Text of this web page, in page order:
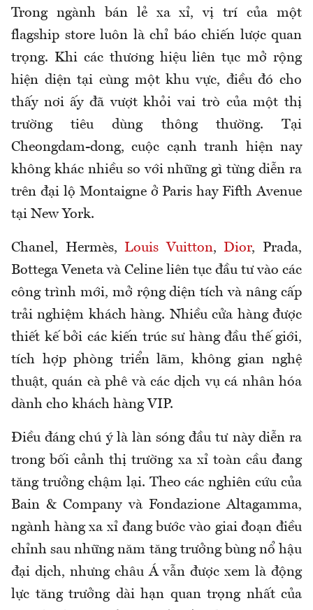
Trong ngành bán lẻ xa xỉ, vị trí của một
flagship store luôn là chỉ báo chiến lược quan
trọng. Khi các thương hiệu liên tục mở rộng
hiện diện tại cùng một khu vực, điều đó cho
thấy nơi ấy đã vượt khỏi vai trò của một thị
trường tiêu dùng thông thường. Tại
Cheongdam-dong, cuộc cạnh tranh hiện nay
không khác nhiều so với những gì từng diễn ra
trên đại lộ Montaigne ở Paris hay Fifth Avenue
tại New York.
Chanel, Hermès, Louis Vuitton,Dior, Prada,
Bottega Veneta và Celine liên tục đầu tư vào các
công trình mới, mở rộng diện tích và nâng cấp
trải nghiệm khách hàng. Nhiều cửa hàng được
thiết kế bởi các kiến trúc sư hàng đầu thế giới,
tích hợp phòng triển lãm, không gian nghệ
thuật, quán cà phê và các dịch vụ cá nhân hóa
dành cho khách hàng VIP.
Điều đáng chú ý là làn sóng đầu tư này diễn ra
trong bối cảnh thị trường xa xỉ toàn cầu đang
tăng trưởng chậm lại. Theo các nghiên cứu của
Bain & Company và Fondazione Altagamma,
ngành hàng xa xỉ đang bước vào giai đoạn điều
chỉnh sau những năm tăng trưởng bùng nổ hậu
đại dịch, nhưng châu Á vẫn được xem là động
lực tăng trưởng dài hạn quan trọng nhất của